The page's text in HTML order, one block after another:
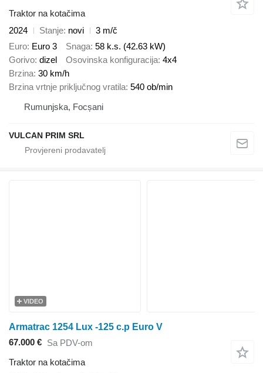
Traktor na kotačima
2024
Stanje novi
3 m/č
Euro Euro 3 Snaga 58 k.s. (42.63 kW)
Gorivo dizel Osovinska konfiguracija 4x4
Brzina 30 km/h
Brzina vrtnje priključnog vratila 540 ob/min
Rumunjska, Focșani
VULCAN PRIM SRL
VIDEO
Armatrac 1254 Lux -125 c.p Euro V
67.000 € Sa PDV-om
Traktor na kotačima